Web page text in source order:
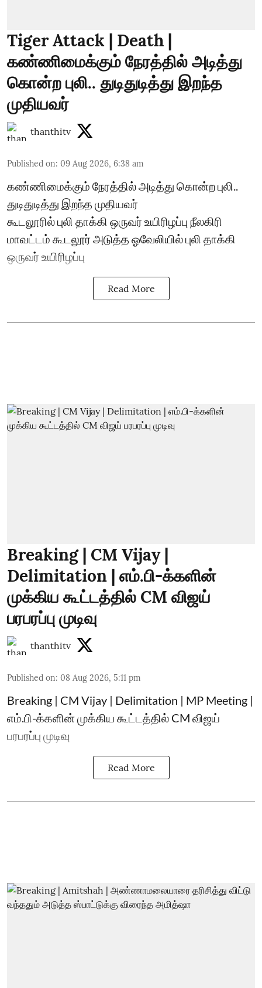
Tiger Attack | Death |
கண்ணிமைக்கும் நேரத்தில் அடித்து
கொன்ற புலி.. துடிதுடித்து இறந்த
முதியவர்
thanthitv
Published on: 09 Aug 2026, 6:38 am
கண்ணிமைக்கும் நேரத்தில் அடித்து கொன்ற புலி..
துடிதுடித்து இறந்த முதியவர்
கூடலூரில் புலி தாக்கி ஒருவர் உயிரிழப்பு நீலகிரி
மாவட்டம் கூடலூர் அடுத்த ஓவேலியில் புலி தாக்கி
ஒருவர் உயிரிழப்பு
Read More
Breaking | CM Vijay |
Delimitation | எம்.பி-க்களின்
முக்கிய கூட்டத்தில் CM விஜய்
பரபரப்பு முடிவு
thanthitv
Published on: 08 Aug 2026, 5:11 pm
Breaking | CM Vijay | Delimitation | MP Meeting |
எம்.பி-க்களின் முக்கிய கூட்டத்தில் CM விஜய்
பரபரப்பு முடிவு
Read More